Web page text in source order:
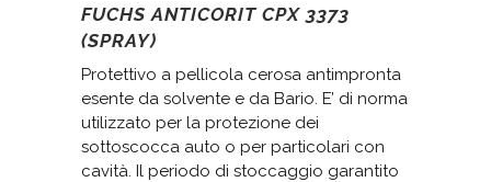
FUCHS ANTICORIT CPX 3373
(SPRAY)
Protettivo a pellicola cerosa antimpronta
esente da solvente e da Bario. E’ di norma
utilizzato per la protezione dei
sottoscocca auto o per particolari con
cavità. Il periodo di stoccaggio garantito